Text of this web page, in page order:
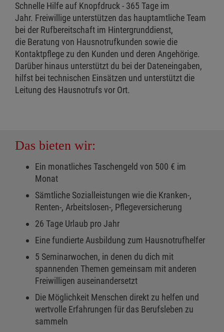
Schnelle Hilfe auf Knopfdruck - 365 Tage im
Jahr. Freiwillige unterstützen das hauptamtliche Team
bei der Rufbereitschaft im Hintergrunddienst,
die Beratung von Hausnotrufkunden sowie die
Kontaktpflege zu den Kunden und deren Angehörige.
Darüber hinaus unterstützt du bei der Dateneingaben,
hilfst bei technischen Einsätzen und unterstützt die
Leitung des Hausnotrufs vor Ort.
Das bieten wir:
Ein monatliches Taschengeld von 500 € im
Monat
Sämtliche Sozialleistungen wie die Kranken-,
Renten-, Arbeitslosen-, Pflegeversicherung
26 Tage Urlaub pro Jahr
Eine fundierte Ausbildung zum Hausnotrufhelfer
5 Seminarwochen, in denen du dich mit
spannenden Themen gemeinsam mit anderen
Freiwilligen auseinandersetzt
Die Möglichkeit Menschen direkt zu helfen und
wertvolle Erfahrungen für das Berufsleben zu
sammeln